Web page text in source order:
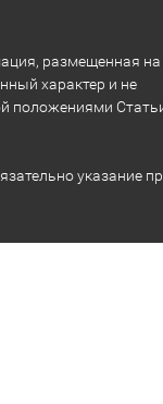
размещенная на
характер и не
положениями
указание